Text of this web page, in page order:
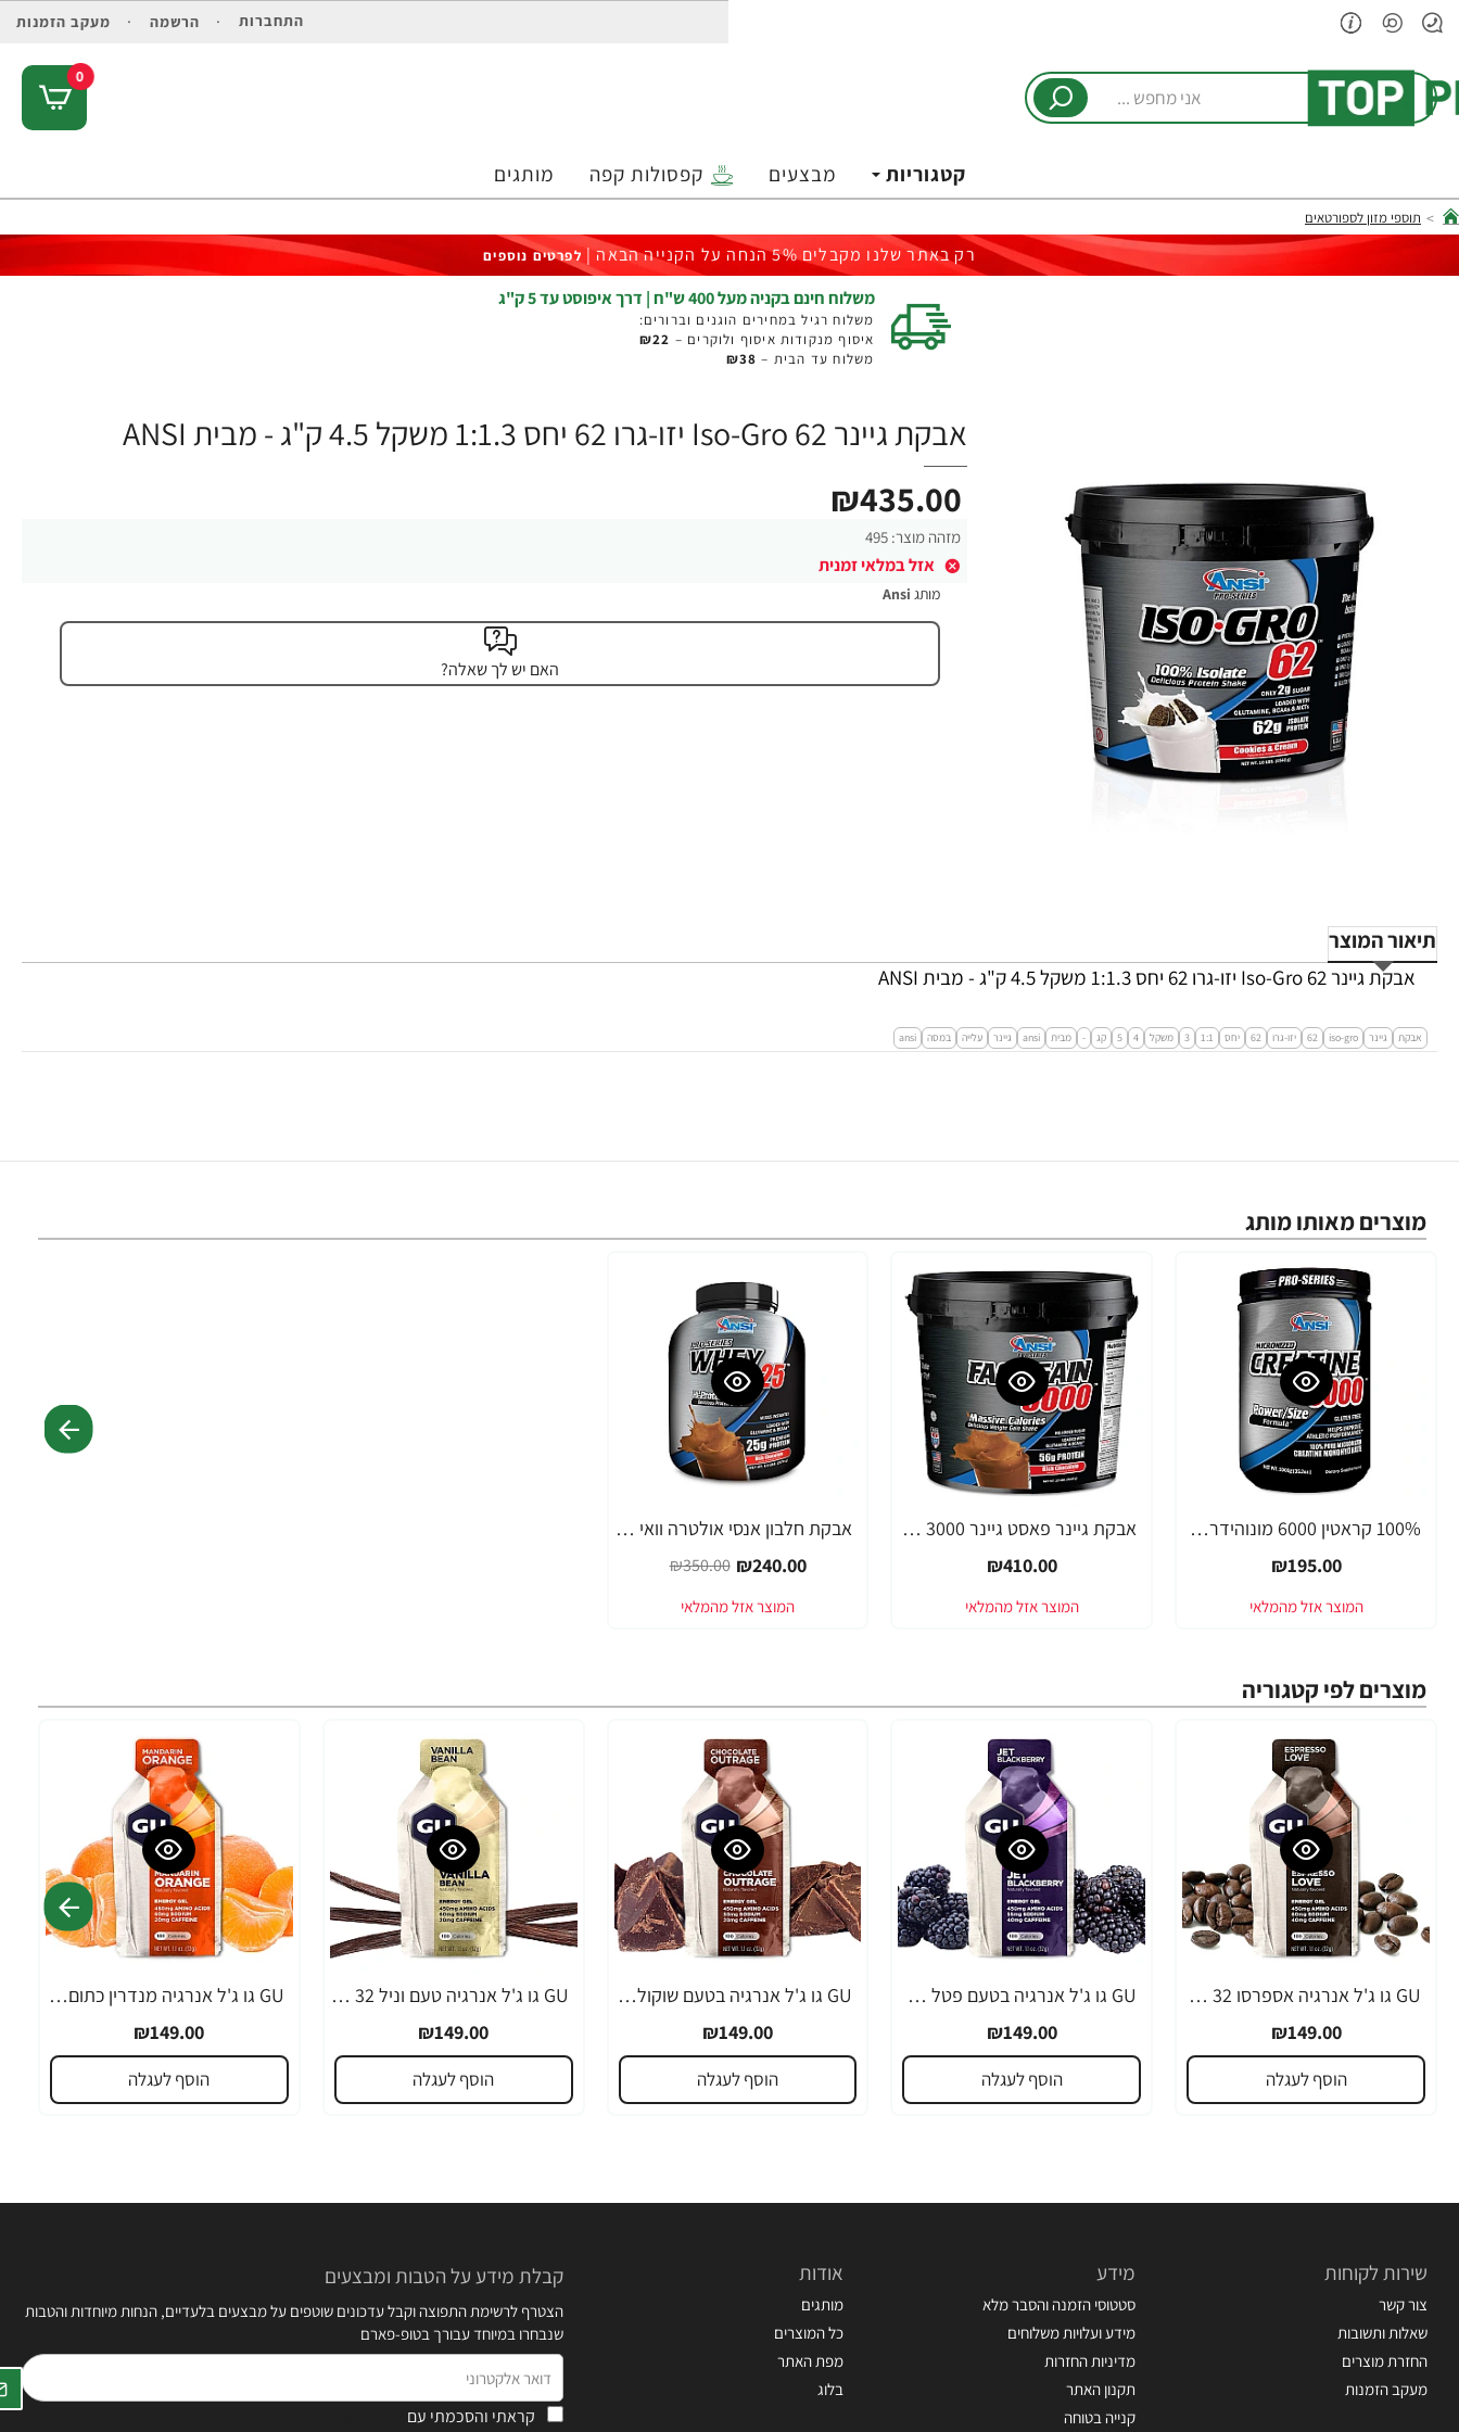
התחברות הרשמה מעקב הזמנות
מחפש
0
קטגוריות מבצעים קפסולות קפה מותגים
home
תוספי מזון לספורטאים
רק באתר שלנו מקבלים 5% הנחה על הקנייה הבאה | לפרטים נוספים
משלוח חינם בקניה מעל 400 ש"ח | דרך איפוסט עד 5 ק"ג
משלוח רגיל במחירים הוגנים וברורים:
איסוף מנקודות איסוף ולוקרים – ₪22
משלוח עד הבית – ₪38
אבקת גיינר Iso-Gro 62 יזו-גרו 62 יחס 1:1.3 משקל 4.5 ק"ג - מבית ANSI
מזהה מוצר: 495
אזל במלאי זמנית
₪435.00
מותג Ansi
האם יש לך שאלה?
תיאור המוצר
אבקת גיינר Iso-Gro 62 יזו-גרו 62 יחס 1:1.3 משקל 4.5 ק"ג - מבית ANSI
אבקת גיינר iso-gro
62 יזו-גרו 62 יחס 1:1
3 משקל 4
5 קג - מבית ansi גיינר עלייה במסה ansi
מוצרים מאותו מותג
100% קראטין 6000 מונוהידראט מיקרונייז טהור מבית ANSI
₪195.00
אבקת גיינר פאסט גיינר 3000 - FAST GAIN 3000 יחס 1:4 משקל 5.5 ק"ג - מבית ANSI
₪410.00
-31%
אבקת חלבון אנסי אולטרה וואי 25 מי גבינה 2.3 ק"ג - מבית ANSI
₪240.00
₪350.00
מוצרים לפי קטגוריה
GU גו ג'ל אנרגיה אספרסו 32 גרם - 24 יחידות
₪149.00
הוסף לעגלה
GU גו ג'ל אנרגיה בטעם פטל שחור 32 גרם - 24 יחידות
₪149.00
הוסף לעגלה
GU גו ג'ל אנרגיה בטעם שוקולד 32 גרם - 24 יחידות
₪149.00
הוסף לעגלה
GU גו ג'ל אנרגיה טעם וניל 32 גרם - 24 יחידות
₪149.00
הוסף לעגלה
GU גו ג'ל אנרגיה מנדרין כתום 32 גרם - 24 יחידות
₪149.00
הוסף לעגלה
שירות לקוחות
צור קשר
שאלות ותשובות
החזרת מוצרים
מעקב הזמנות
מידע
סטטוסי הזמנה והסבר מלא
מידע ועלויות משלוחים
מדיניות החזרות
תקנון האתר
קנייה בטוחה
אודות
מותגים
כל המוצרים
מפת האתר
בלוג
קבלת מידע על הטבות ומבצעים
הצטרף לרשימת התפוצה וקבל עדכונים שוטפים על מבצעים בלעדיים, הנחות מיוחדות והטבות
שנבחרו במיוחד עבורך בטופ-פארם
אלקטרוני
קראתי והסכמתי עם